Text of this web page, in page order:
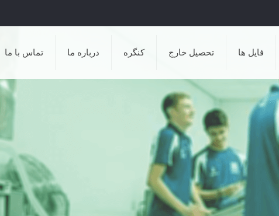
فایل ها تحصیل خارج کنگره درباره ما تماس با ما